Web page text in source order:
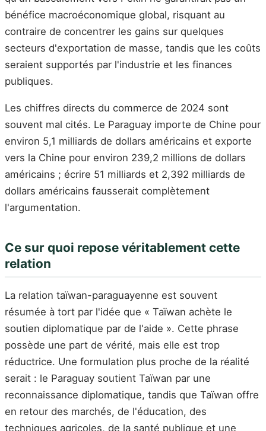
bénéfice macroéconomique global, risquant au
contraire de concentrer les gains sur quelques
secteurs d'exportation de masse, tandis que les coûts
seraient supportés par l'industrie et les finances
publiques.
Les chiffres directs du commerce de 2024 sont
souvent mal cités. Le Paraguay importe de Chine pour
environ 5,1 milliards de dollars américains et exporte
vers la Chine pour environ 239,2 millions de dollars
américains ; écrire 51 milliards et 2,392 milliards de
dollars américains fausserait complètement
l'argumentation.
Ce sur quoi repose véritablement cette
relation
La relation taïwan-paraguayenne est souvent
résumée à tort par l'idée que « Taïwan achète le
soutien diplomatique par de l'aide ». Cette phrase
possède une part de vérité, mais elle est trop
réductrice. Une formulation plus proche de la réalité
serait : le Paraguay soutient Taïwan par une
reconnaissance diplomatique, tandis que Taïwan offre
en retour des marchés, de l'éducation, des
techniques agricoles, de la santé publique et une